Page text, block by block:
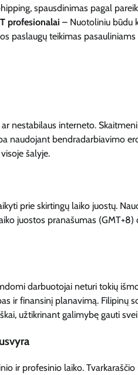
spausdinimas pagal
profesionalai – Nuotoliniu būdu
paslaugų teikimas
nestabilaus interneto.
naudojant bendradarbiavimo
šalyje.
prie skirtingų laiko juostų.
juostos pranašumas
darbuotojai neturi tokių
ir finansinį planavimą. Filipinų
užtikrinant galimybę gauti
ir profesinio laiko.